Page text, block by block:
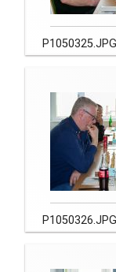
P1050325.JPG
P1050326.JPG